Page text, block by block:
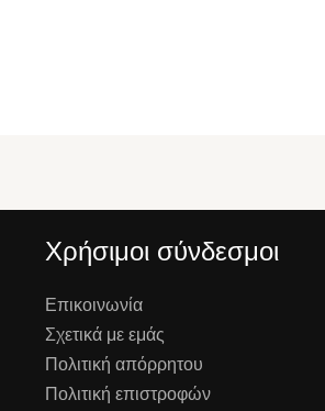
Χρήσιμοι σύνδεσμοι
Επικοινωνία
Σχετικά με εμάς
Πολιτική απόρρητου
Πολιτική επιστροφών